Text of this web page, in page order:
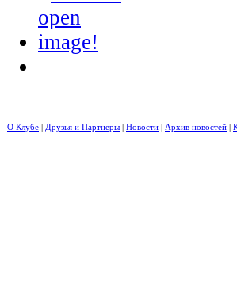
О Клубе | Друзья и Партнеры | Новости | Архив новостей |